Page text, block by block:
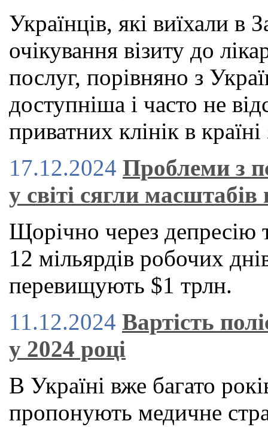
Українців, які виїхали в
очікування візиту до
послуг, порівняно з
доступніша і часто не
приватних клінік в країні
17.12.2024 Проблеми з
у світі сягли масштабів
Щорічно через депресію
12 мільярдів робочих
перевищують $1 трлн.
11.12.2024 Вартість
у 2024 році
В Україні вже багато
пропонують медичне